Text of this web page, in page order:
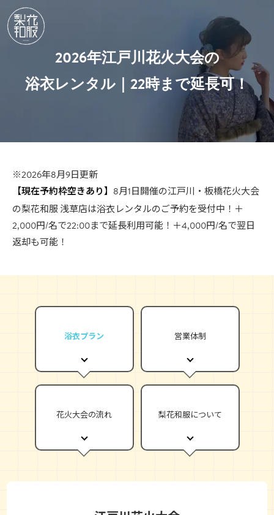
2026年江戸川花火大会の
浴衣レンタル｜22時まで延長可！
※2026年8月9日更新
【現在予約枠空きあり】 8月1日開催の江戸川・板橋花火大会
の梨花和服 浅草店は浴衣レンタルのご予約を受付中！＋
2,000円/名で22:00まで延長利用可能！＋4,000円/名で翌日
返却も可能！
浴衣プラン 営業体制
花火大会の流れ 梨花和服について